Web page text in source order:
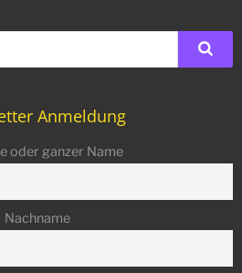
Anmeldung
oder ganzer Name
Nachname